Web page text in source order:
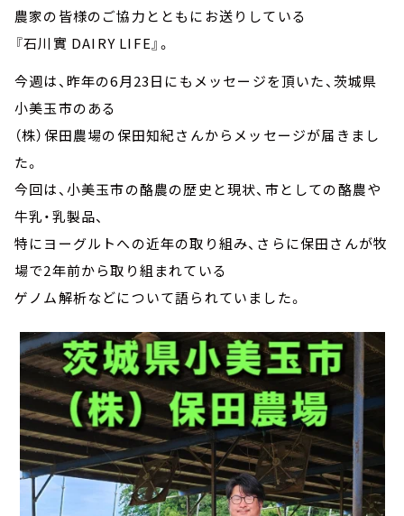
農家の皆様のご協力とともにお送りしている
『石川實 DAIRY LIFE』。
今週は、昨年の6月23日にもメッセージを頂いた、茨城県
小美玉市のある
（株）保田農場の保田知紀さんからメッセージが届きまし
た。
今回は、小美玉市の酪農の歴史と現状、市としての酪農や
牛乳・乳製品、
特にヨーグルトへの近年の取り組み、さらに保田さんが牧
場で2年前から取り組まれている
ゲノム解析などについて語られていました。